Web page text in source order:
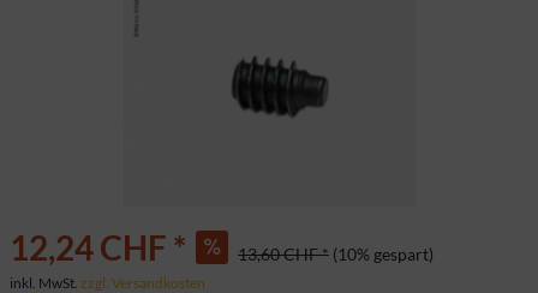
12,24 CHF * 13,60 CHF * (10% gespart)
inkl. MwSt. zzgl. Versandkosten